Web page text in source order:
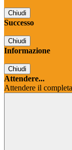
Chiudi
Successo
Chiudi
Informazione
Chiudi
Attendere...
Attendere il